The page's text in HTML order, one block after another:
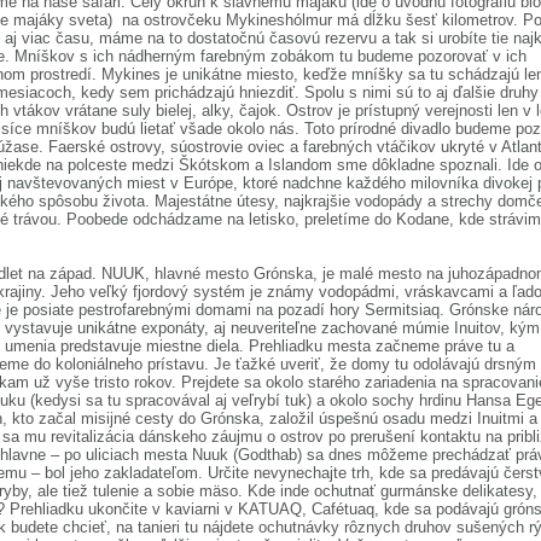
majáky sveta) na ostrovčeku Mykineshólmur má dĺžku šesť kilometrov.
aj viac času, máme na to dostatočnú časovú rezervu a tak si urobíte tie
Mníškov s ich nádherným farebným zobákom tu budeme pozorovať v ich
prostredí. Mykines je unikátne miesto, keďže mníšky sa tu schádzajú
kedy sem prichádzajú hniezdiť. Spolu s nimi sú to aj ďalšie druhy
vtákov vrátane suly bielej, alky, čajok. Ostrov je prístupný verejnosti len v
mníškov budú lietať všade okolo nás. Toto prírodné divadlo budeme
Faerské ostrovy, súostrovie oviec a farebných vtáčikov ukryté v
na polceste medzi Škótskom a Islandom sme dôkladne spoznali. Ide
navštevovaných miest v Európe, ktoré nadchne každého milovníka divokej
spôsobu života. Majestátne útesy, najkrajšie vodopády a strechy
trávou. Poobede odchádzame na letisko, preletíme do Kodane, kde
na západ. NUUK, hlavné mesto Grónska, je malé mesto na
Jeho veľký fjordový systém je známy vodopádmi, vráskavcami a
je posiate pestrofarebnými domami na pozadí hory Sermitsiaq. Grónske
vystavuje unikátne exponáty, aj neuveriteľne zachované múmie Inuitov, kým
umenia predstavuje miestne diela. Prehliadku mesta začneme práve tu a
do koloniálneho prístavu. Je ťažké uveriť, že domy tu odolávajú drsným
už vyše tristo rokov. Prejdete sa okolo starého zariadenia na
(kedysi sa tu spracovával aj veľrybí tuk) a okolo sochy hrdinu Hansa
kto začal misijné cesty do Grónska, založil úspešnú osadu medzi Inuitmi a
mu revitalizácia dánskeho záujmu o ostrov po prerušení kontaktu na
– po uliciach mesta Nuuk (Godthab) sa dnes môžeme prechádzať
– bol jeho zakladateľom. Určite nevynechajte trh, kde sa predávajú
ale tiež tulenie a sobie mäso. Kde inde ochutnať gurmánske
Prehliadku ukončite v kaviarni v KATUAQ, Cafétuaq, kde sa podávajú
budete chcieť, na tanieri tu nájdete ochutnávky rôznych druhov sušených